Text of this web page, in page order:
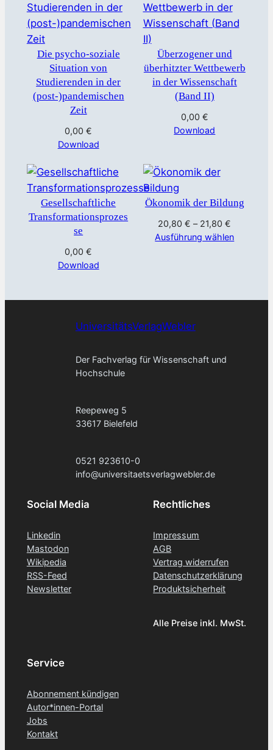
Die psycho-soziale
Situation von
Studierenden in der
(post-)pandemischen
Zeit
0,00€
Download
Überzogener und
überhitzter Wettbewerb
in der Wissenschaft
(Band II)
0,00 €
Download
Gesellschaftliche
Transformationsprozes
se
0,00€
Download
Ökonomik der Bildung
20,80€ – 21,80€
Ausführung wählen
UniversitätsVerlagWebler
Der Fachverlag für Wissenschaft und
Hochschule
Reepeweg 5
33617 Bielefeld
0521 923610-0
info@universitaetsverlagwebler.de
Social Media
Linkedin
Mastodon
Wikipedia
RSS-Feed
Newsletter
Rechtliches
Impressum
AGB
Vertrag widerrufen
Datenschutzerklärung
Produktsicherheit
Alle Preise inkl. MwSt.
Service
Abonnement kündigen
Autor*innen-Portal
Jobs
Kontakt